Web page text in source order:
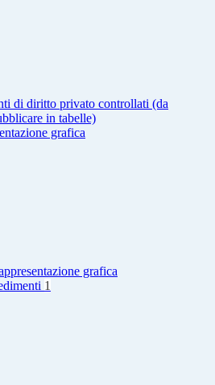
di diritto privato controllati (da
in tabelle)
grafica
grafica
1